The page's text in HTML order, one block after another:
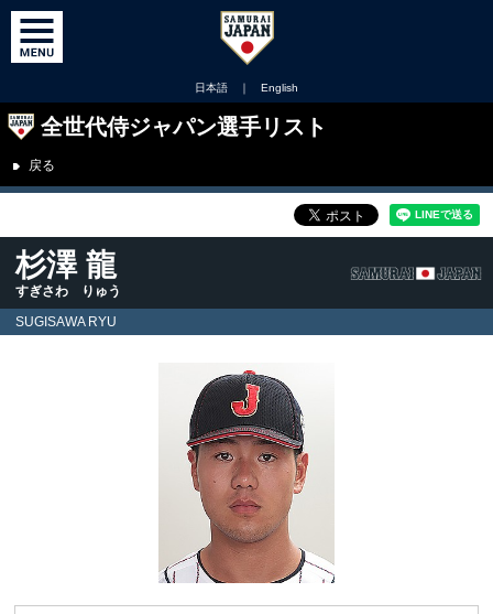
日本語 ｜ English
全世代侍ジャパン選手リスト
戻る
杉澤 龍
すぎさわ りゅう
SUGISAWA RYU